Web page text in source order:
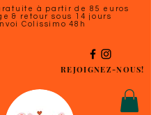
à partir de 85 euros
& retour sous 14 jours
Colissimo 48h
REJOIGNEZ-NOUS!